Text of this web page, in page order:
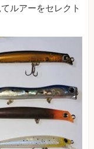
ルアーをセレクト